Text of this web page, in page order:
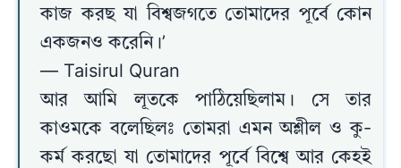
কাজ করছ যা বিশ্বজগতে তোমাদের পূর্বে কোন
একজনও করেনি।’
— Taisirul Quran
আর আমি লূতকে পাঠিয়েছিলাম। সে তার
কাওমকে বলেছিলঃ তোমরা এমন অশ্লীল ও কু-
কর্ম করছো যা তোমাদের পূর্বে বিশ্বে আর কেহই